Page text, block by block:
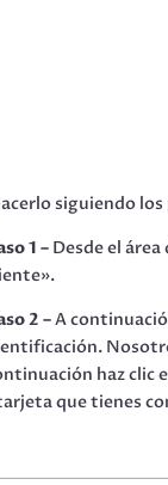
siguiendo
1 – Desde el
2 –A
haz clic
que tienes